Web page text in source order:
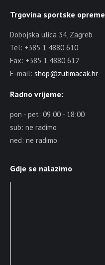
Trgovina sportske opreme
Dobojska ulica 34, Zagreb
Tel: +385 1 4880 610
Fax: +385 1 4880 612
E-mail: shop@zutimacak.hr
Radno vrijeme:
pon - pet: 09:00 - 18:00
sub: ne radimo
ned: ne radimo
Gdje se nalazimo